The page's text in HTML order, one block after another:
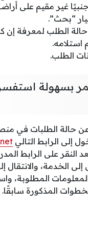
غير مقيم على
“بحث”.
حالة الطلب لمعرفة إن
استلامه.
الطلب.
بسهولة
عن حالة الطلبات في
إلى الرابط التالي
النقر على الرابط
الخدمة، والانتقال
المطلوبة،
المذكورة سابقًا.